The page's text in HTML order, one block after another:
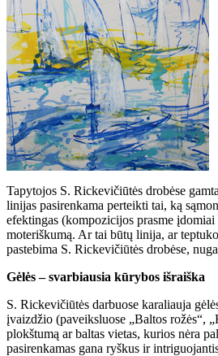
Tapytojos S. Rickevičiūtės drobėse
linijas pasirenkama perteikti tai, ką
efektingas (kompozicijos prasme
moteriškumą. Ar tai būtų linija, ar
pastebima S. Rickevičiūtės drobėse,
Gėlės – svarbiausia kūrybos
S. Rickevičiūtės darbuose karaliauja
įvaizdžio (paveiksluose „Baltos rožės“,
plokštumą ar baltas vietas, kurios nėra
pasirenkamas gana ryškus ir